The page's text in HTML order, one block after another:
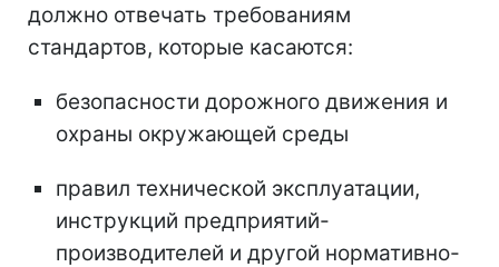
должно отвечать требованиям
стандартов, которые касаются:
безопасности дорожного движения и
охраны окружающей среды
правил технической эксплуатации,
инструкций предприятий-
производителей и другой нормативно-